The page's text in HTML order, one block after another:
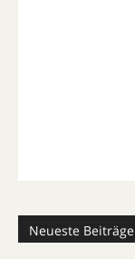
Neueste Beiträge